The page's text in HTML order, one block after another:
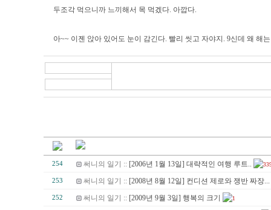
두조각 먹으니까 느끼해서 목 먹겠다. 아깝다.
아~~ 이젠 앉아 있어도 눈이 감긴다. 빨리 씻고 자야지. 9신데 왜 해
254 써니의 일기 :: [2006년 1월 13일] 대략적인 여행 루트..
253 써니의 일기 :: [2008년 8월 12일] 컨디션 제로와 쟁반 짜장...
252 써니의 일기 :: [2009년 9월 3일] 행복의 크기 1